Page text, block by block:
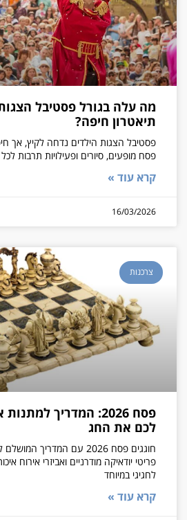
מה עלה בגורל פסטיבל
תיאטרון חיפה?
פסטיבל הצגות הילדים נדחה לקיץ, אך
פסח מופעים, סיורים ופעילויות תרבות
קרא עוד »
16/03/2026
צרכנות
פסח 2026: המדריך
לכם את החג
חוגגים פסח 2026 עם המדריך
פריטי יודאיקה מודרניים ואביזרי אירוח
לחגיגי במיוחד
קרא עוד »